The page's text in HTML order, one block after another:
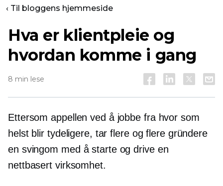
‹ Til bloggens hjemmeside
Hva er klientpleie og
hvordan komme i gang
8 min lese
Ettersom appellen ved å jobbe fra hvor som
helst blir tydeligere, tar flere og flere gründere
en svingom med å starte og drive en
nettbasert virksomhet.